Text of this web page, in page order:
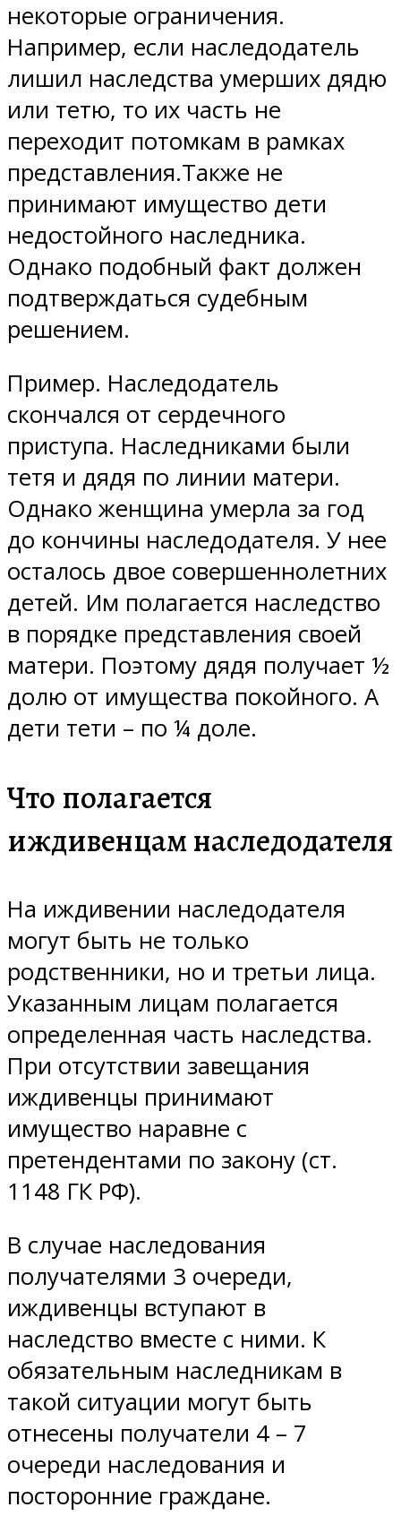
некоторые ограничения.
Например, если наследодатель
лишил наследства умерших дядю
или тетю, то их часть не
переходит потомкам в рамках
представления.Также не
принимают имущество дети
недостойного наследника.
Однако подобный факт должен
подтверждаться судебным
решением.
Пример. Наследодатель
скончался от сердечного
приступа. Наследниками были
тетя и дядя по линии матери.
Однако женщина умерла за год
до кончины наследодателя. У нее
осталось двое совершеннолетних
детей. Им полагается наследство
в порядке представления своей
матери. Поэтому дядя получает ½
долю от имущества покойного. А
дети тети – по ¼ доле.
Что полагается
иждивенцам наследодателя
На иждивении наследодателя
могут быть не только
родственники, но и третьи лица.
Указанным лицам полагается
определенная часть наследства.
При отсутствии завещания
иждивенцы принимают
имущество наравне с
претендентами по закону (ст.
1148 ГК РФ).
В случае наследования
получателями 3 очереди,
иждивенцы вступают в
наследство вместе с ними. К
обязательным наследникам в
такой ситуации могут быть
отнесены получатели 4 – 7
очереди наследования и
посторонние граждане.